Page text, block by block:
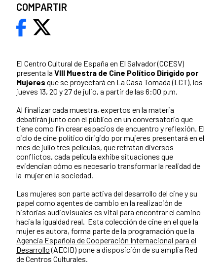
El Centro Cultural de España en El Salvador (CCESV)
presenta la VIII Muestra de Cine Político Dirigido por
Mujeres que se proyectará en La Casa Tomada (LCT), los
jueves 13, 20 y 27 de julio, a partir de las 6:00 p.m.
Al finalizar cada muestra, expertos en la materia
debatirán junto con el público en un conversatorio que
tiene como fin crear espacios de encuentro y reflexión. El
ciclo de cine político dirigido por mujeres presentará en el
mes de julio tres películas, que retratan diversos
conflictos, cada película exhibe situaciones que
evidencian cómo es necesario transformar la realidad de
la mujer en la sociedad.
Las mujeres son parte activa del desarrollo del cine y su
papel como agentes de cambio en la realización de
historias audiovisuales es vital para encontrar el camino
hacia la igualdad real. Esta colección de cine en el que la
mujer es autora, forma parte de la programación que la
Agencia Española de Cooperación Internacional para el
Desarrollo(AECID) pone a disposición de su amplia Red
de Centros Culturales.
COMPARTIR